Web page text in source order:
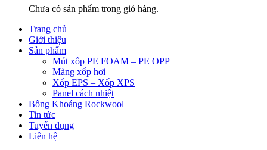
Chưa có sản phẩm trong giỏ hàng.
Trang chủ
Giới thiệu
Sản phẩm
Mút xốp PE FOAM – PE OPP
Màng xốp hơi
Xốp EPS – Xốp XPS
Panel cách nhiệt
Bông Khoáng Rockwool
Tin tức
Tuyển dụng
Liên hệ